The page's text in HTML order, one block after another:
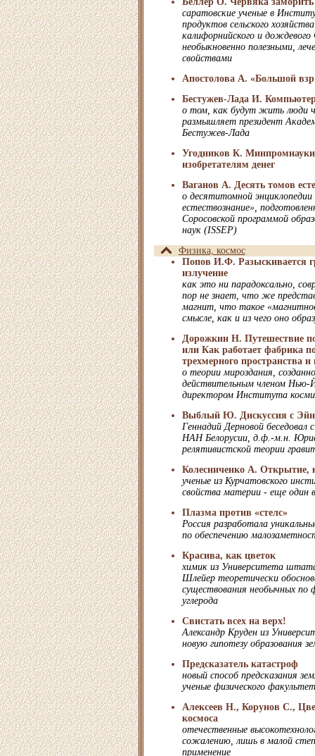
саратовские ученые в
продуктов сельского
калифорнийского и
необыкновенно полезными,
свойствами
Апостолова А. «Большой
Бестужев-Лада И.
о том, как будут жить люди
размышляет президент
Бестужев-Лада
Угодников К.
изобретателям денег
Ваганов А. Десять томов
о десятитомной энциклопедии
естествознание»,
Соросовской программой
наук (ISSEP)
Физика, космос
Попов И.Ф. Разыскивается
излучение
как это ни парадоксально,
пор не знает, что же
магнит, что такое
смысле, как и из чего оно
Дорожкин Н. Путешествие
или Как работает фабрика
трехмерного пространства и
о теории мироздания,
действительным членом Нью-
директором Института
Выблый Ю. Дискуссия с
Геннадий Дерновой беседовал
НАН Белорусии, д.ф.-м.н.
релятивистской теории
Колесниченко А. Открытие,
ученые из Курчатовского
свойства материи - еще один
Плазма против «стелс»
Россия разработала
по обеспечению
Красива, как цветок
химик из Университета
Шлейер теоретически
существования необычных по
углерода
Свистать всех на верх!
Александр Круден из
новую гипотезу образования
Предсказатель катастроф
новый способ предсказания
ученые физического
Алексеев Н., Корунов С.,
космоса
отечественные
сожалению, лишь в малой
применение